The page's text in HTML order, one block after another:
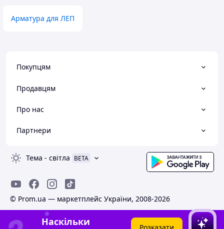
Арматура для ЛЕП
Покупцям
Продавцям
Про нас
Партнери
Тема - світла BETA
© Prom.ua — маркетплейс України, 2008-2026
Наскільки